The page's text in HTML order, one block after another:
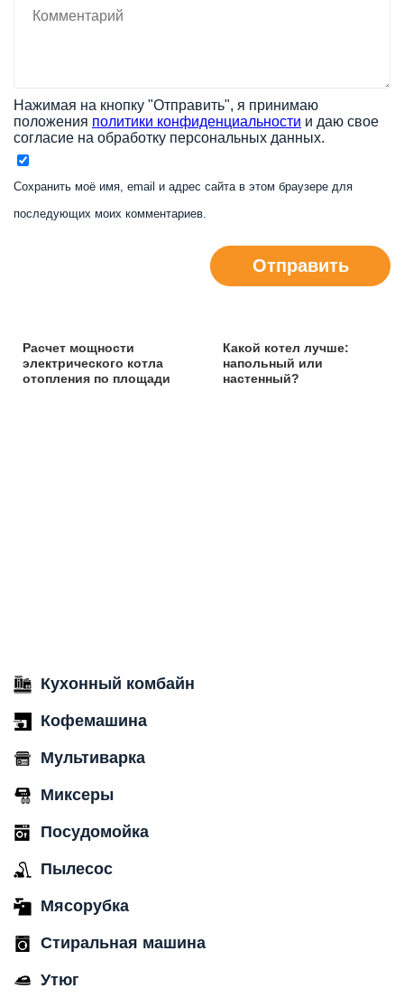
Нажимая на кнопку "Отправить", я принимаю
положения политики конфиденциальности и даю свое
согласие на обработку персональных данных.
Сохранить моё имя, email и адрес сайта в этом браузере для
последующих моих комментариев.
Отправить
Расчет мощности
электрического котла
отопления по площади
Какой котел лучше:
напольный или
настенный?
Кухонный комбайн
Кофемашина
Мультиварка
Миксеры
Посудомойка
Пылесос
Мясорубка
Стиральная машина
Утюг